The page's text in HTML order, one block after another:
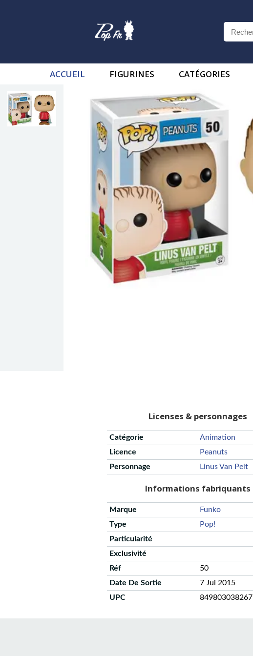
ACCUEIL FIGURINES CATÉGORIES
Licenses & personnages
Catégorie
Animation
Licence
Peanuts
Personnage
Linus Van Pelt
Informations fabriquants
Marque
Funko
Type
Pop!
Particularité
Exclusivité
Réf
50
Date De Sortie
7 Jui 2015
UPC
849803038267